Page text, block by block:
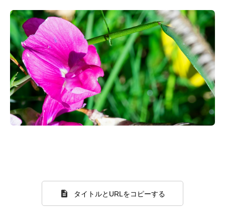
タイトルとURLをコピーする